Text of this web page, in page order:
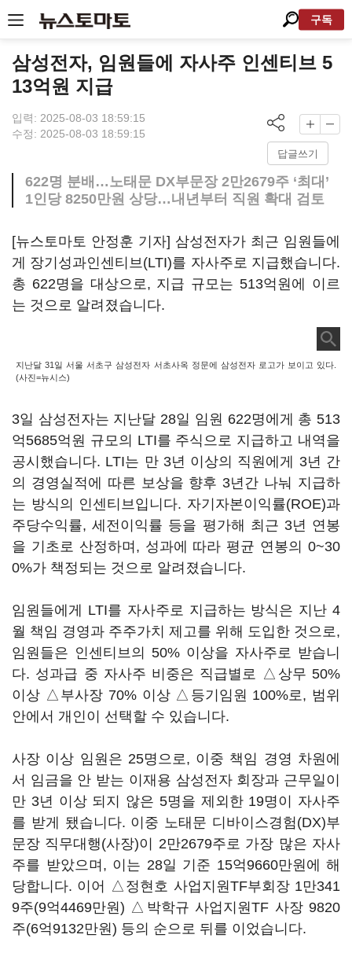
구독
삼성전자, 임원들에 자사주 인센티브 5
13억원 지급
입력: 2025-08-03 18:59:15
수정: 2025-08-03 18:59:15
답글쓰기
622명 분배…노태문 DX부문장 2만2679주 ‘최대’
1인당 8250만원 상당…내년부터 직원 확대 검토
[뉴스토마토 안정훈 기자] 삼성전자가 최근 임원들에
게 장기성과인센티브(LTI)를 자사주로 지급했습니다.
총 622명을 대상으로, 지급 규모는 513억원에 이르
는 것으로 알려졌습니다.
지난달 31일 서울 서초구 삼성전자 서초사옥 정문에 삼성전자 로고가 보이고 있다.
(사진=뉴시스)
3일 삼성전자는 지난달 28일 임원 622명에게 총 513
억5685억원 규모의 LTI를 주식으로 지급하고 내역을
공시했습니다. LTI는 만 3년 이상의 직원에게 3년 간
의 경영실적에 따른 보상을 향후 3년간 나눠 지급하
는 방식의 인센티브입니다. 자기자본이익률(ROE)과
주당수익률, 세전이익률 등을 평가해 최근 3년 연봉
을 기초로 산정하며, 성과에 따라 평균 연봉의 0~30
0%가 책정되는 것으로 알려졌습니다.
임원들에게 LTI를 자사주로 지급하는 방식은 지난 4
월 책임 경영과 주주가치 제고를 위해 도입한 것으로,
임원들은 인센티브의 50% 이상을 자사주로 받습니
다. 성과급 중 자사주 비중은 직급별로 △상무 50%
이상 △부사장 70% 이상 △등기임원 100%로, 범위
안에서 개인이 선택할 수 있습니다.
사장 이상 임원은 25명으로, 이중 책임 경영 차원에
서 임금을 안 받는 이재용 삼성전자 회장과 근무일이
만 3년 이상 되지 않은 5명을 제외한 19명이 자사주
를 받게 됐습니다. 이중 노태문 디바이스경험(DX)부
문장 직무대행(사장)이 2만2679주로 가장 많은 자사
주를 받았으며, 이는 28일 기준 15억9660만원에 해
당합니다. 이어 △정현호 사업지원TF부회장 1만341
9주(9억4469만원) △박학규 사업지원TF 사장 9820
주(6억9132만원) 등의 순으로 뒤를 이었습니다.